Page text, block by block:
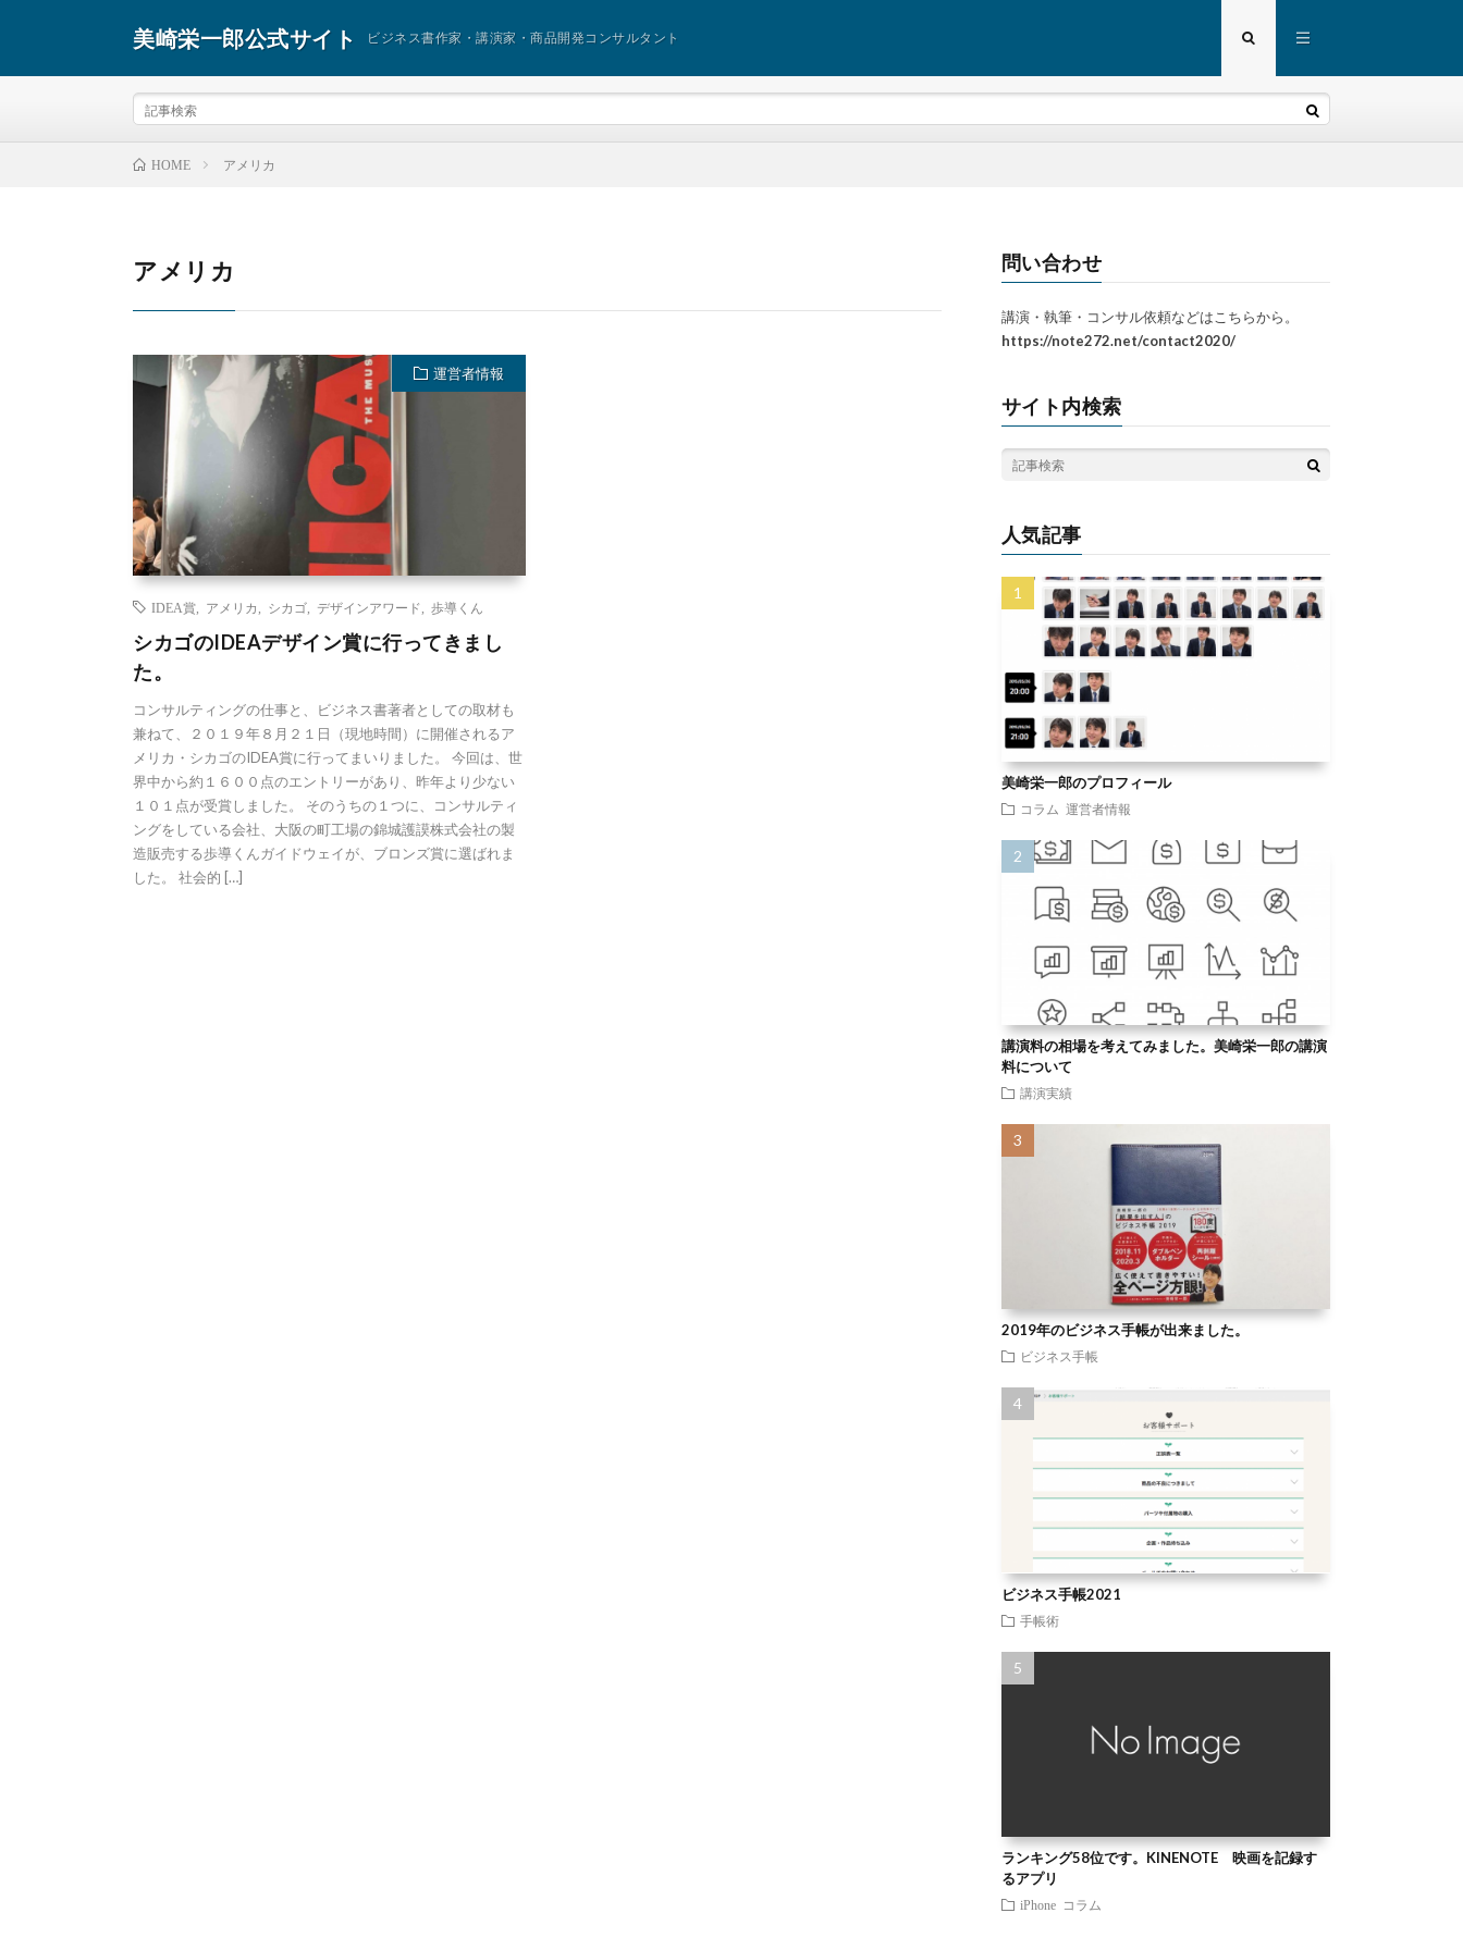
美崎栄一郎公式サイト ビジネス書作家・講演家・商品開発コンサルタント
HOME アメリカ
アメリカ
運営者情報
IDEA賞 アメリカ シカゴ デザインアワード 歩導くん
シカゴのIDEAデザイン賞に行ってきまし
た。
コンサルティングの仕事と、ビジネス書著者としての取材も
兼ねて、２０１９年８月２１日（現地時間）に開催されるア
メリカ・シカゴのIDEA賞に行ってまいりました。 今回は、世
界中から約１６００点のエントリーがあり、昨年より少ない
１０１点が受賞しました。 そのうちの１つに、コンサルティ
ングをしている会社、大阪の町工場の錦城護謨株式会社の製
造販売する歩導くんガイドウェイが、ブロンズ賞に選ばれま
した。 社会的 […]
問い合わせ
講演・執筆・コンサル依頼などはこちらから。
https://note272.net/contact2020/
サイト内検索
人気記事
美崎栄一郎のプロフィール
コラム 運営者情報
講演料の相場を考えてみました。美崎栄一郎の講演
料について
講演実績
2019年のビジネス手帳が出来ました。
ビジネス手帳
ビジネス手帳2021
手帳術
ランキング58位です。KINENOTE 映画を記録す
るアプリ
iPhone コラム